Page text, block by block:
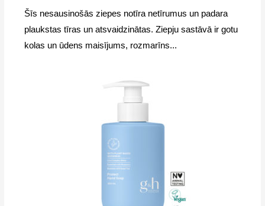
Šīs nesausinošās ziepes notīra netīrumus un padara
plaukstas tīras un atsvaidzinātas. Ziepju sastāvā ir gotu
kolas un ūdens maisījums, rozmarīns...